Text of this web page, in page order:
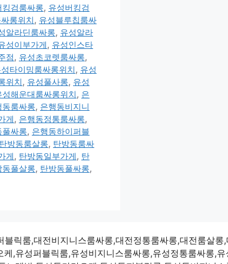
킹검룸싸롱, 유성버킹검
롱위치, 유성블루칩룸싸
알라딘룸싸롱, 유성알라
성이부가게, 유성인스타
점, 유성초코렛룸싸롱,
타이밍룸싸롱위치, 유성
위치, 유성풀사롱, 유성
성해운대룸싸롱위치, 은
동룸싸롱, 은행동비지니
게, 은행동정통룸싸롱,
풀싸롱, 은행동하이퍼블
탄방동룸살롱, 탄방동룸싸
게, 탄방동일부가게, 탄
동풀살롱, 탄방동풀싸롱,
릭룸,대전비지니스룸싸롱,대전정통룸싸롱,대전룸살롱
,유성퍼블릭룸,유성비지니스룸싸롱,유성정통룸싸롱,